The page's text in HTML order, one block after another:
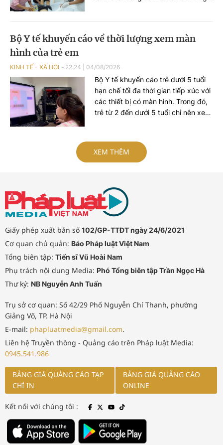
Bộ Y tế khuyến cáo về thời lượng xem màn
hình của trẻ em
KINH TẾ - XÃ HỘI 22:24 04/08/2026
Bộ Y tế khuyến cáo trẻ dưới 5 tuổi
hạn chế tối đa thời gian tiếp xúc với
các thiết bị có màn hình. Trong đó,
trẻ từ 2 đến dưới 5 tuổi chỉ nên xem
các thiết bị này để giải trí.
XEM THÊM
Giấy phép xuất bản số 102/GP-TTĐT ngày 24/6/2021
Cơ quan chủ quản: Báo Pháp luật Việt Nam
Tổng biên tập: Tiến sĩ Vũ Hoài Nam
Phụ trách nội dung Media: Phó Tổng biên tập Trần Ngọc Hà
Thư ký: NB Nguyễn Anh Tuấn
Trụ sở cơ quan: Số 42/29 Phố Nguyễn Chí Thanh, phường
Giảng Võ, TP. Hà Nội
E-mail: phapluatmedia@gmail.com.
Liên hệ Truyền thông - Quảng cáo trên Pháp luật Media:
0945.541.986
BẢNG GIÁ QUẢNG CÁO TẠP
CHÍ IN
BẢNG GIÁ QUẢNG CÁO
ONLINE
Kết nối với chúng tôi :